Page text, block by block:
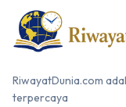
RiwayatDunia.com
terpercaya